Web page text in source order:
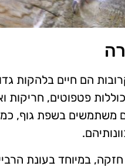
הם חיים בלהקות
פטפוטים, חריקות
משתמשים בשפת גוף,
במיוחד בעונת